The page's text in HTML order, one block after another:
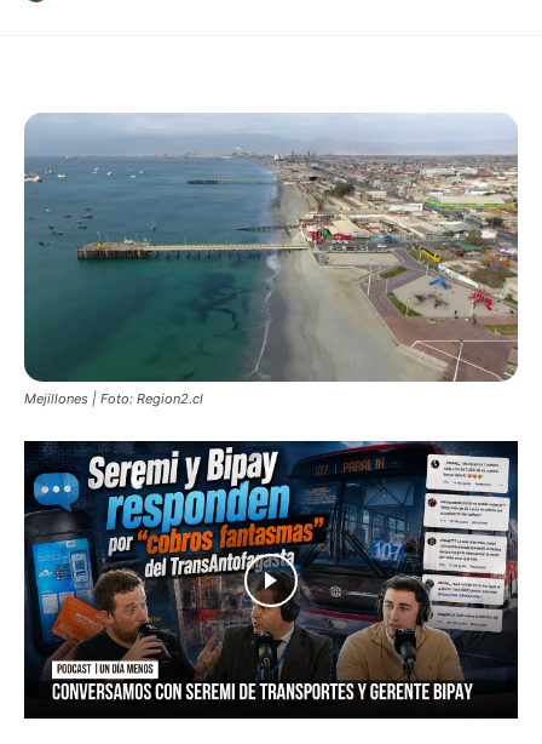
Mejillones | Foto: Region2.cl